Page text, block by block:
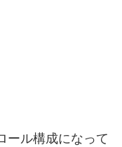
ール構成になって